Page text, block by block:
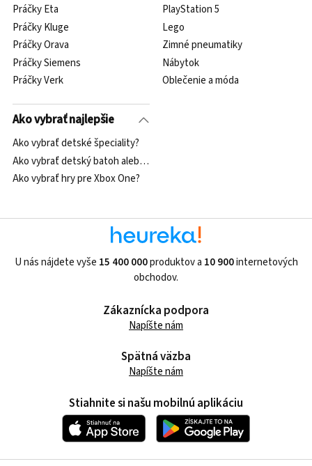
Práčky Eta
Práčky Kluge
Práčky Orava
Práčky Siemens
Práčky Verk
Ako vybrať najlepšie
Ako vybrať detské špeciality?
Ako vybrať detský batoh alebo kapsičku?
Ako vybrať hry pre Xbox One?
PlayStation 5
Lego
Zimné pneumatiky
Nábytok
Oblečenie a móda
U nás nájdete vyše 15 400 000produktov a 10 900internetových
obchodov.
Zákaznícka podpora
Napíšte nám
Spätná väzba
Napíšte nám
Stiahnite si našu mobilnú aplikáciu